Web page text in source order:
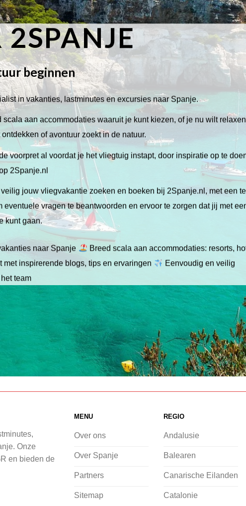
2SPANJE
beginnen
in vakanties, lastminutes en excursies naar Spanje.
scala aan accommodaties waaruit je kunt kiezen, of je nu wilt
of avontuur zoekt in de natuur.
voorpret al voordat je het vliegtuig instapt, door inspiratie op te
2Spanje.nl
jouw vliegvakantie zoeken en boeken bij 2Spanje.nl, met een
eventuele vragen te beantwoorden en ervoor te zorgen dat jij met
kunt gaan.
naar Spanje
Breed scala aan accommodaties: resorts,
met inspirerende blogs, tips en ervaringen
Eenvoudig en veilig
team
Onze
en bieden de
MENU
Over ons
Over Spanje
Partners
Sitemap
REGIO
Andalusie
Balearen
Canarische Eilanden
Catalonie